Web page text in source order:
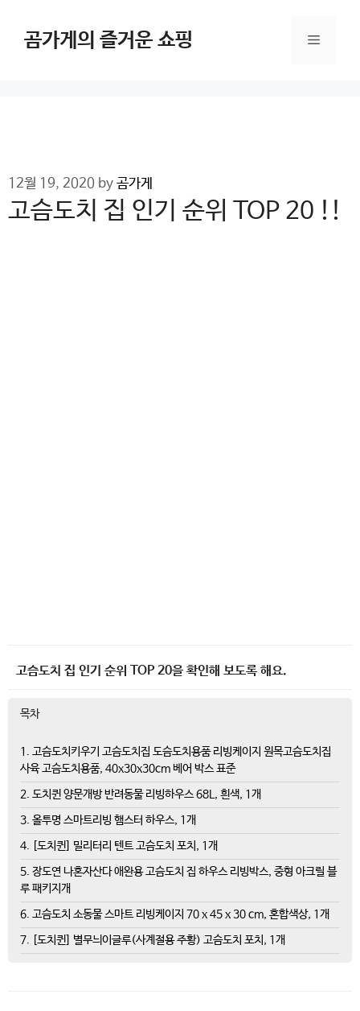
content곰가게의 즐거운 쇼핑 Menu
12월 19, 2020 by 곰가게
고슴도치 집 인기 순위 TOP 20 !!
고슴도치 집 인기 순위 TOP 20을 확인해 보도록 해요.
목차
1. 고슴도치키우기 고슴도치집 도슴도치용품 리빙케이지 원목고슴도치집
사육 고슴도치용품, 40x30x30cm 베어 박스 표준
2. 도치퀸 양문개방 반려동물 리빙하우스 68L, 흰색, 1개
3. 올투명 스마트리빙 햄스터 하우스, 1개
4. [도치퀸] 밀리터리 텐트 고슴도치 포치, 1개
5. 장도연 나혼자산다 애완용 고슴도치 집 하우스 리빙박스, 중형 아크릴 블
루 패키지개
6. 고슴도치 소동물 스마트 리빙케이지 70 x 45 x 30 cm, 혼합색상, 1개
7. [도치퀸] 별무늬이글루(사계절용 주황) 고슴도치 포치, 1개